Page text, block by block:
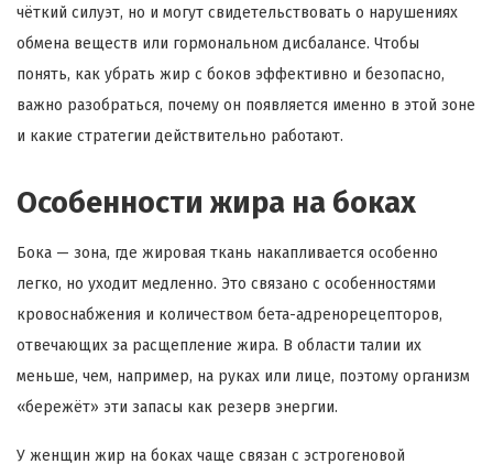
чёткий силуэт, но и могут свидетельствовать о нарушениях
обмена веществ или гормональном дисбалансе. Чтобы
понять, как убрать жир с боков эффективно и безопасно,
важно разобраться, почему он появляется именно в этой зоне
и какие стратегии действительно работают.
Особенности жира на боках
Бока — зона, где жировая ткань накапливается особенно
легко, но уходит медленно. Это связано с особенностями
кровоснабжения и количеством бета-адренорецепторов,
отвечающих за расщепление жира. В области талии их
меньше, чем, например, на руках или лице, поэтому организм
«бережёт» эти запасы как резерв энергии.
У женщин жир на боках чаще связан с эстрогеновой